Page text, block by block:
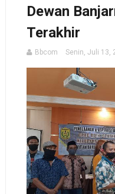
Dewan
Terakhir
Bbcom Senin, Juli 13,